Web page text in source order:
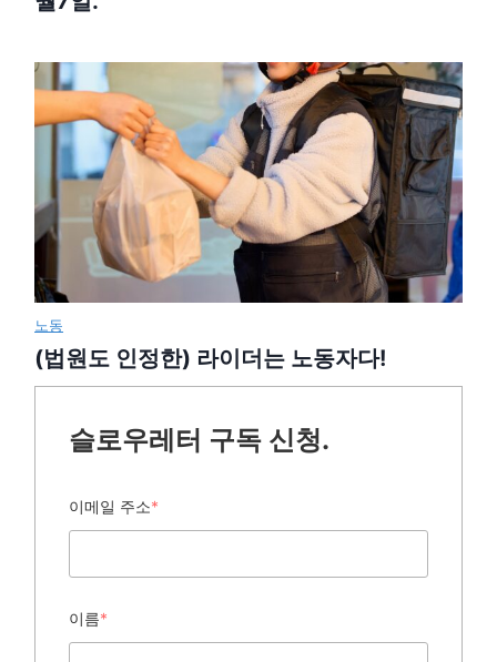
노동
(법원도 인정한) 라이더는 노동자다!
슬로우레터 구독 신청.
이메일 주소*
이름*